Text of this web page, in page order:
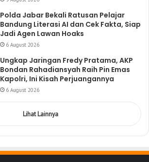
Polda Jabar Bekali Ratusan Pelajar
Bandung Literasi AI dan Cek Fakta, Siap
Jadi Agen Lawan Hoaks
6 August 2026
Ungkap Jaringan Fredy Pratama, AKP
Bondan Rahadiansyah Raih Pin Emas
Kapolri, Ini Kisah Perjuangannya
6 August 2026
Lihat Lainnya